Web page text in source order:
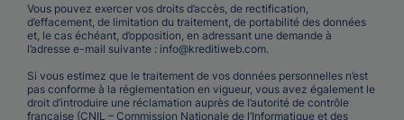
Vous pouvez exercer vos droits d’accès, de rectification,
d’effacement, de limitation du traitement, de portabilité des données
et, le cas échéant, d’opposition, en adressant une demande à
l’adresse e-mail suivante : info@kreditiweb.com.
Si vous estimez que le traitement de vos données personnelles n’est
pas conforme à la réglementation en vigueur, vous avez également le
droit d’introduire une réclamation auprès de l’autorité de contrôle
française (CNIL – Commission Nationale de l’Informatique et des